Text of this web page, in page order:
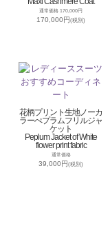
通常価格 170,000円
170,000円(税別)
花柄プリント生地ノーカ
ラーぺプラムフリルジャ
ケット
Peplum Jacket of White
flower print fabric
通常価格
39,000円(税別)